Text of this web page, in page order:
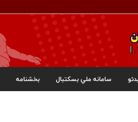
سامانه ملي بسکتبال بخشنامه